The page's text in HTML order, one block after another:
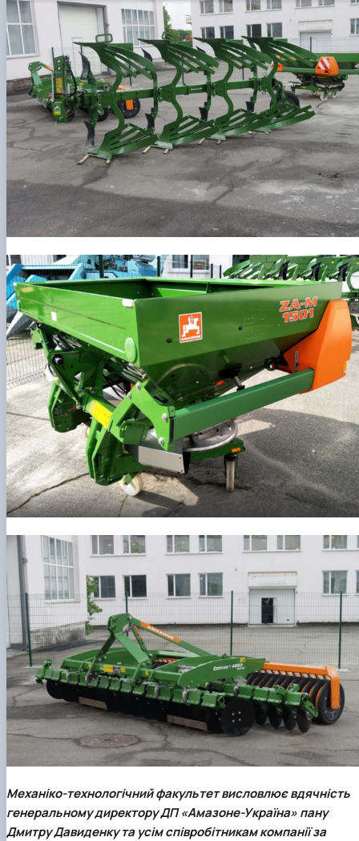
Механіко-технологічний факультетвисловлює вдячність
генеральному директоруДП «Амазоне-Україна»пану
Дмитру Давиденку та усім співробітникам компанії за